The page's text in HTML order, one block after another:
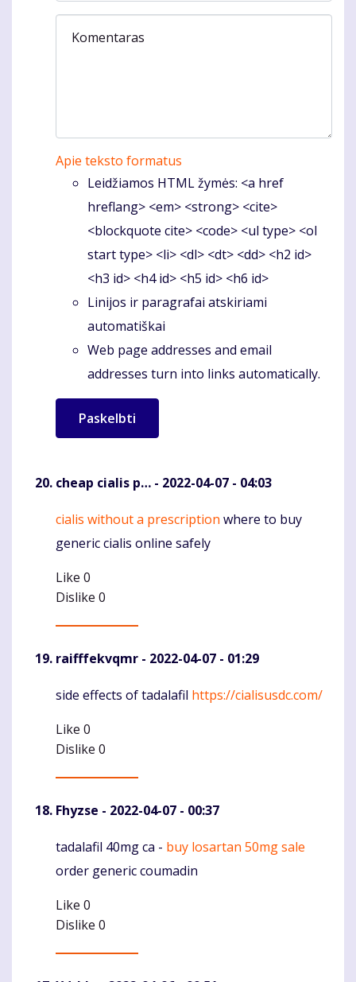
Komentaras
Apie teksto formatus
Leidžiamos HTML žymės: <a href
hreflang> <em> <strong> <cite>
<blockquote cite> <code> <ul type> <ol
start type> <li> <dl> <dt> <dd> <h2 id>
<h3 id> <h4 id> <h5 id> <h6 id>
Linijos ir paragrafai atskiriami
automatiškai
Web page addresses and email
addresses turn into links automatically.
cheap cialis p… - 2022-04-07 - 04:03
Komentaras
cialis without a prescription where to buy
generic cialis online safely
Like 0
Dislike 0
raifffekvqmr - 2022-04-07 - 01:29
Komentaras
side effects of tadalafil https://cialisusdc.com/
Like 0
Dislike 0
Fhyzse - 2022-04-07 - 00:37
Komentaras
tadalafil 40mg ca - buy losartan 50mg sale
order generic coumadin
Like 0
Dislike 0